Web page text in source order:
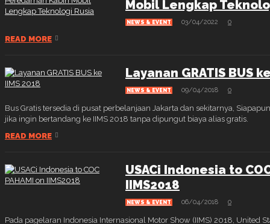
Mobil Lengkap
NEWS & EVENT 03/04/2022 0
READ MORE
Layanan GRATIS BUS
NEWS & EVENT 09/04/2018 0
Bus Gratis tersedia di pusat perbelanjaan Jakarta dan sekitarnya,
jika ingin bertandang ke IIMS 2018 tanpa dipungut biaya alias gratis.
READ MORE
USACi Indonesia to
IIMS2018
NEWS & EVENT 06/04/2018 0
Pada pagelaran Indonesia Internasional Motor Show (IIMS) 2018, United